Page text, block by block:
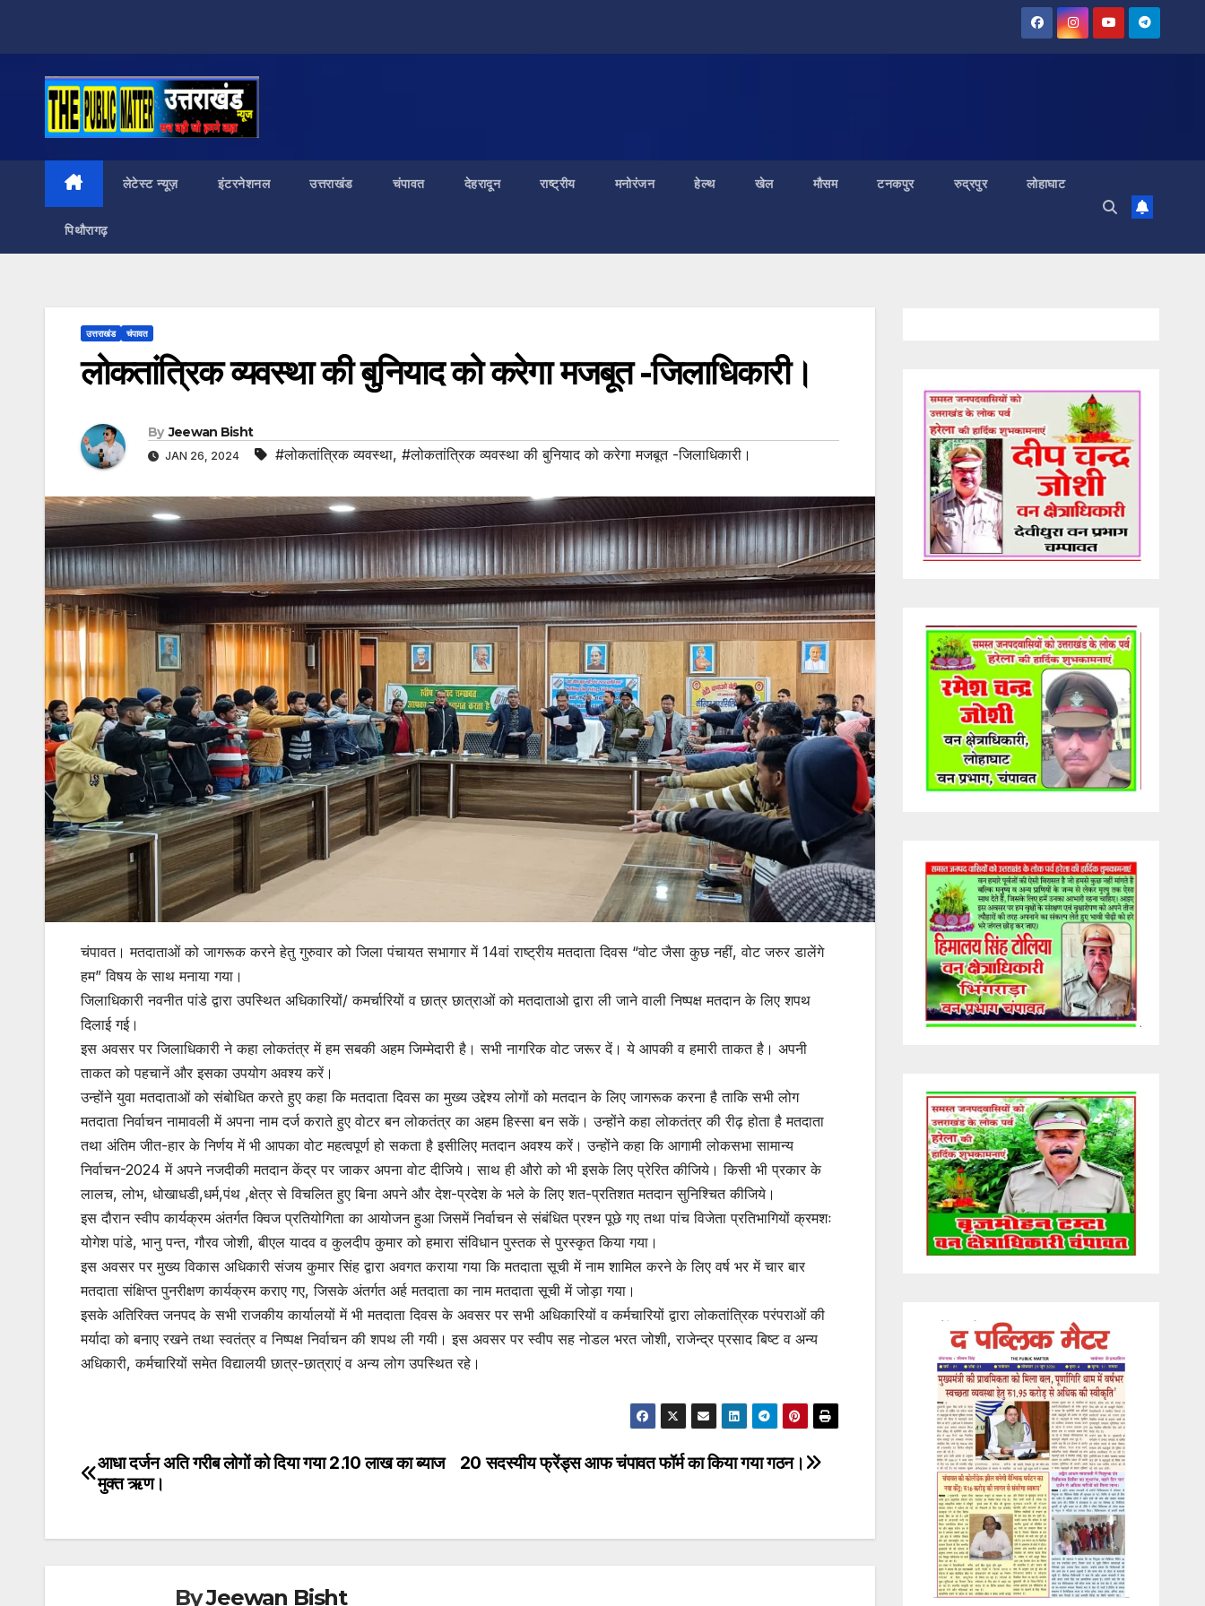
लेटेस्ट न्यूज़ इंटरनेशनल उत्तराखंड चंपावत देहरादून राष्ट्रीय मनोरंजन हेल्थ खेल मौसम टनकपुर रुद्रपुर लोहाघाट
पिथौरागढ़
उत्तराखंड चंपावत
लोकतांत्रिक व्यवस्था की बुनियाद को करेगा मजबूत -जिलाधिकारी।
By Jeewan Bisht
JAN 26, 2024 #लोकतांत्रिक व्यवस्था, #लोकतांत्रिक व्यवस्था की बुनियाद को करेगा मजबूत -जिलाधिकारी।
चंपावत। मतदाताओं को जागरूक करने हेतु गुरुवार को जिला पंचायत सभागार में 14वां राष्ट्रीय मतदाता दिवस “वोट जैसा कुछ नहीं, वोट जरुर डालेंगे
हम” विषय के साथ मनाया गया।
जिलाधिकारी नवनीत पांडे द्वारा उपस्थित अधिकारियों/ कमर्चारियों व छात्र छात्राओं को मतदाताओ द्वारा ली जाने वाली निष्पक्ष मतदान के लिए शपथ
दिलाई गई।
इस अवसर पर जिलाधिकारी ने कहा लोकतंत्र में हम सबकी अहम जिम्मेदारी है। सभी नागरिक वोट जरूर दें। ये आपकी व हमारी ताकत है। अपनी
ताकत को पहचानें और इसका उपयोग अवश्य करें।
उन्होंने युवा मतदाताओं को संबोधित करते हुए कहा कि मतदाता दिवस का मुख्य उद्देश्य लोगों को मतदान के लिए जागरूक करना है ताकि सभी लोग
मतदाता निर्वाचन नामावली में अपना नाम दर्ज कराते हुए वोटर बन लोकतंत्र का अहम हिस्सा बन सकें। उन्होंने कहा लोकतंत्र की रीढ़ होता है मतदाता
तथा अंतिम जीत-हार के निर्णय में भी आपका वोट महत्वपूर्ण हो सकता है इसीलिए मतदान अवश्य करें। उन्होंने कहा कि आगामी लोकसभा सामान्य
निर्वाचन-2024 में अपने नजदीकी मतदान केंद्र पर जाकर अपना वोट दीजिये। साथ ही औरो को भी इसके लिए प्रेरित कीजिये। किसी भी प्रकार के
लालच, लोभ, धोखाधडी,धर्म,पंथ ,क्षेत्र से विचलित हुए बिना अपने और देश-प्रदेश के भले के लिए शत-प्रतिशत मतदान सुनिश्चित कीजिये।
इस दौरान स्वीप कार्यक्रम अंतर्गत क्विज प्रतियोगिता का आयोजन हुआ जिसमें निर्वाचन से संबंधित प्रश्न पूछे गए तथा पांच विजेता प्रतिभागियों क्रमशः
योगेश पांडे, भानु पन्त, गौरव जोशी, बीएल यादव व कुलदीप कुमार को हमारा संविधान पुस्तक से पुरस्कृत किया गया।
इस अवसर पर मुख्य विकास अधिकारी संजय कुमार सिंह द्वारा अवगत कराया गया कि मतदाता सूची में नाम शामिल करने के लिए वर्ष भर में चार बार
मतदाता संक्षिप्त पुनरीक्षण कार्यक्रम कराए गए, जिसके अंतर्गत अर्ह मतदाता का नाम मतदाता सूची में जोड़ा गया।
इसके अतिरिक्त जनपद के सभी राजकीय कार्यालयों में भी मतदाता दिवस के अवसर पर सभी अधिकारियों व कर्मचारियों द्वारा लोकतांत्रिक परंपराओं की
मर्यादा को बनाए रखने तथा स्वतंत्र व निष्पक्ष निर्वाचन की शपथ ली गयी। इस अवसर पर स्वीप सह नोडल भरत जोशी, राजेन्द्र प्रसाद बिष्ट व अन्य
अधिकारी, कर्मचारियों समेत विद्यालयी छात्र-छात्राएं व अन्य लोग उपस्थित रहे।
Post
20 सदस्यीय फ्रेंड्स आफ चंपावत फॉर्म का किया गया गठन।
आधा दर्जन अति गरीब लोगों को दिया गया 2.10 लाख का ब्याज
मुक्त ऋण।
ByJeewan Bisht